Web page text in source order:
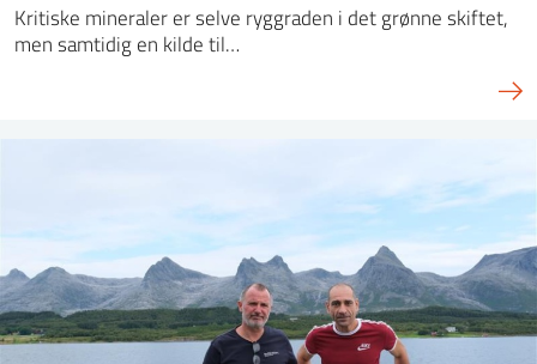
Kritiske mineraler er selve ryggraden i det grønne skiftet,
men samtidig en kilde til…